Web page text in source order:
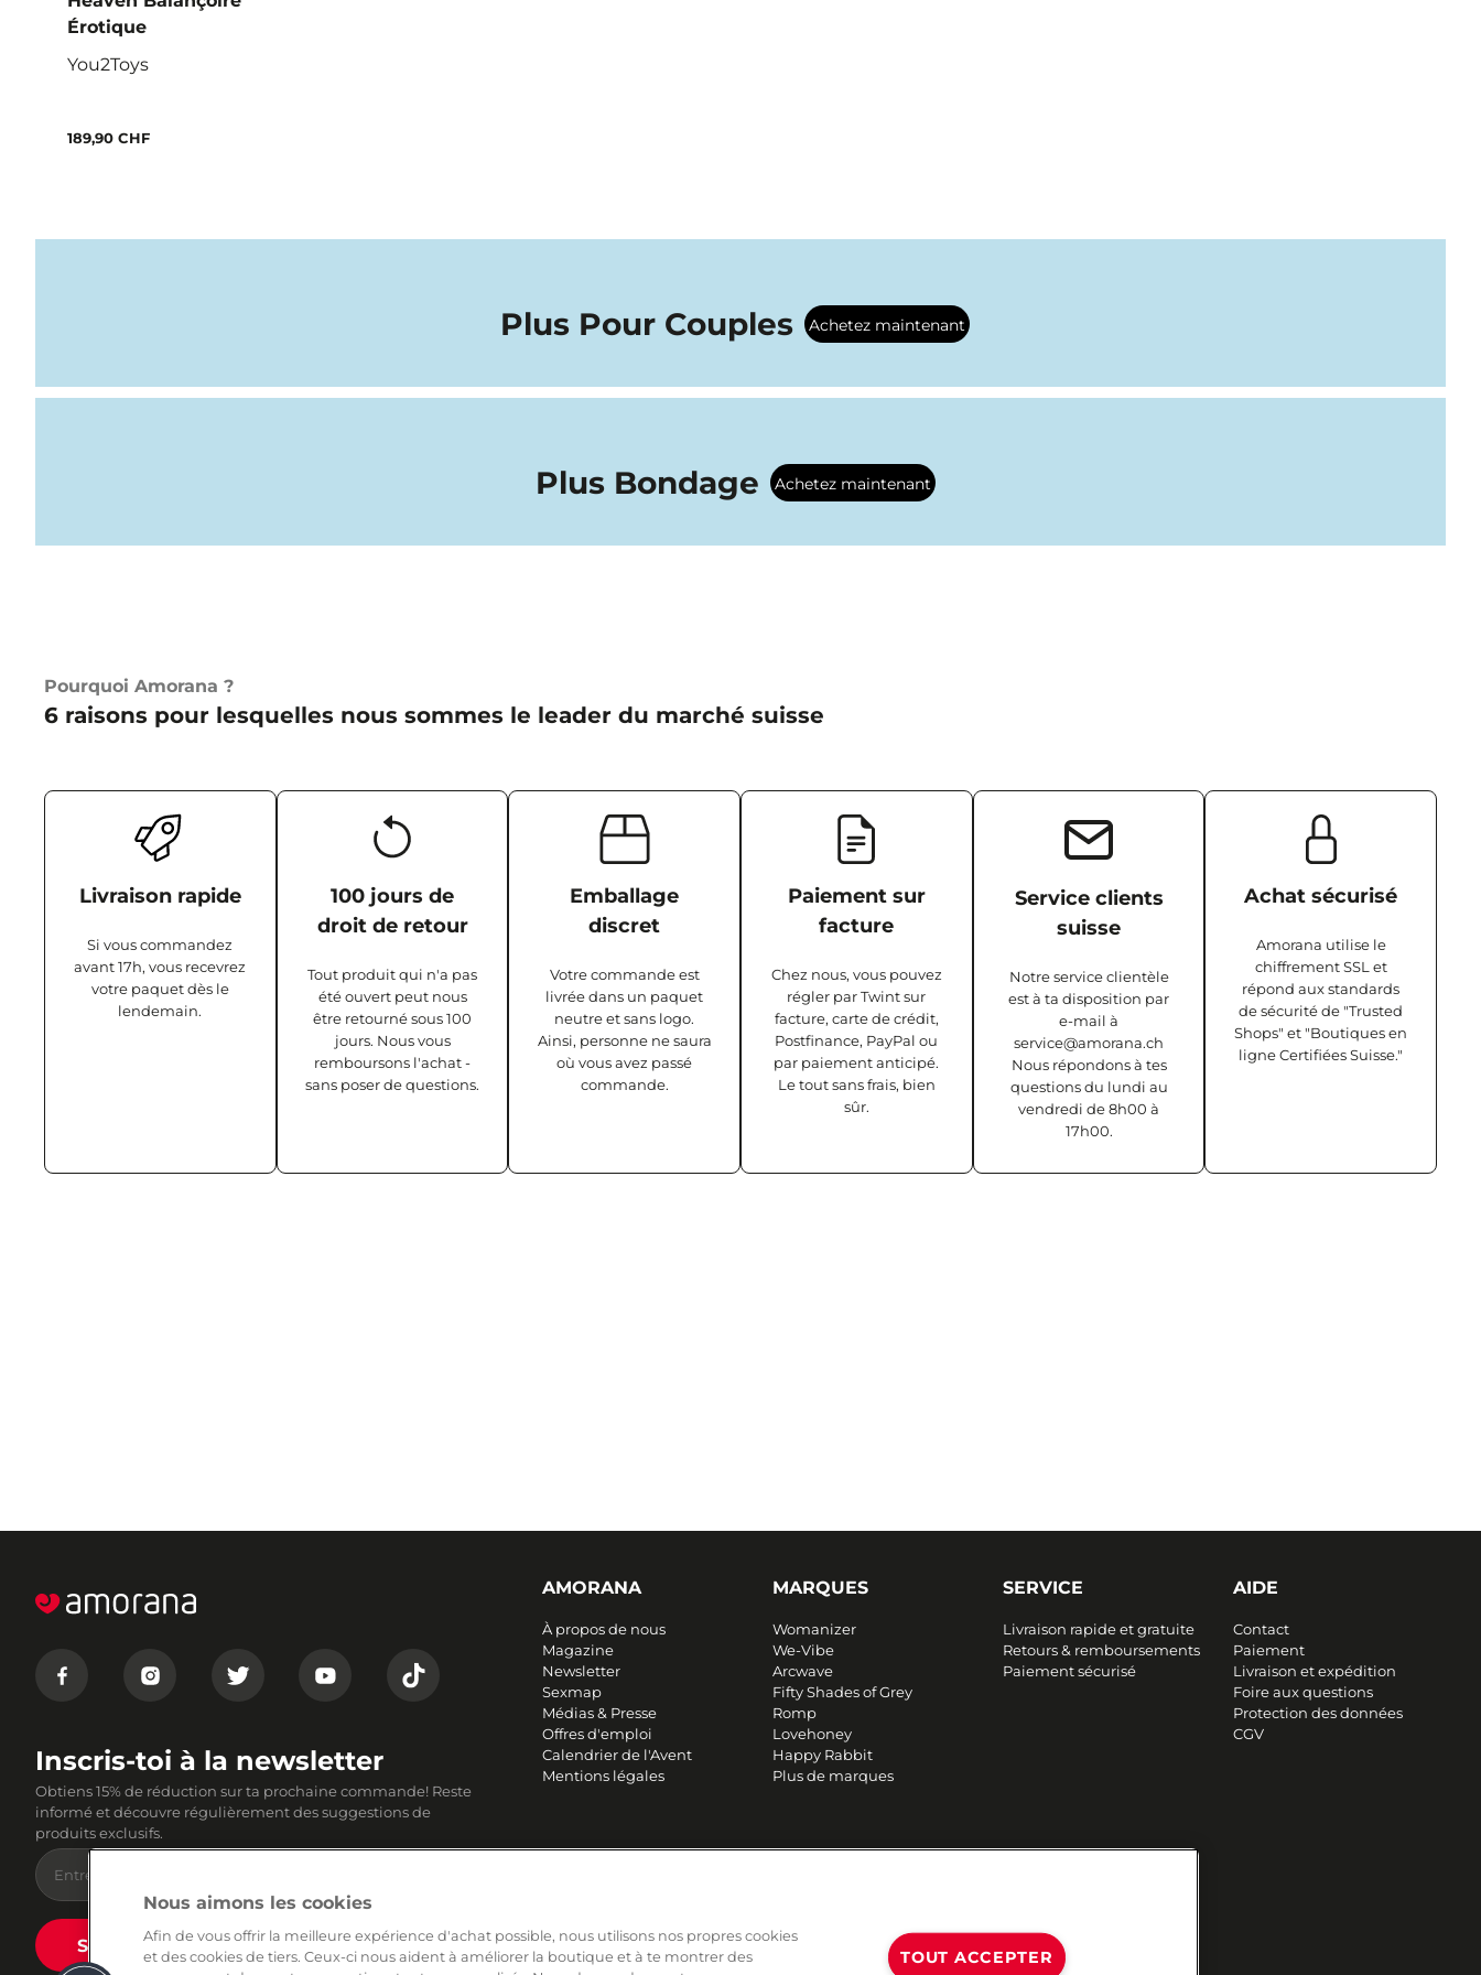
Érotique
You2Toys
189,90 CHF
Plus Pour Couples Achetez maintenant
Plus Bondage Achetez maintenant
Pourquoi Amorana ?
6 raisons pour lesquelles nous sommes le leader du marché suisse
Livraison rapide
Si vous commandez
avant 17h, vous recevrez
votre paquet dès le
lendemain.
100 jours de
droit de retour
Tout produit qui n'a pas
été ouvert peut nous
être retourné sous 100
jours. Nous vous
remboursons l'achat -
sans poser de questions.
Emballage
discret
Votre commande est
livrée dans un paquet
neutre et sans logo.
Ainsi, personne ne saura
où vous avez passé
commande.
Paiement sur
facture
Chez nous, vous pouvez
régler par Twint sur
facture, carte de crédit,
Postfinance, PayPal ou
par paiement anticipé.
Le tout sans frais, bien
sûr.
Service clients
suisse
Notre service clientèle
est à ta disposition par
e-mail à
service@amorana.ch
Nous répondons à tes
questions du lundi au
vendredi de 8h00 à
17h00.
Achat sécurisé
Amorana utilise le
chiffrement SSL et
répond aux standards
de sécurité de "Trusted
Shops" et "Boutiques en
ligne Certifiées Suisse."
Inscris-toi à la newsletter
Obtiens 15% de réduction sur ta prochaine commande! Reste
informé et découvre régulièrement des suggestions de
produits exclusifs.
Soumettre
AMORANA
À propos de nous
Magazine
Newsletter
Sexmap
Médias & Presse
Offres d'emploi
Calendrier de l'Avent
Mentions légales
MARQUES
Womanizer
We-Vibe
Arcwave
Fifty Shades of Grey
Romp
Lovehoney
Happy Rabbit
Plus de marques
SERVICE
Livraison rapide et gratuite
Retours & remboursements
Paiement sécurisé
AIDE
Contact
Paiement
Livraison et expédition
Foire aux questions
Protection des données
CGV
Nous aimons les cookies
Afin de vous offrir la meilleure expérience d'achat possible, nous utilisons nos propres cookies
et des cookies de tiers. Ceux-ci nous aident à améliorer la boutique et à te montrer des
TOUT ACCEPTER